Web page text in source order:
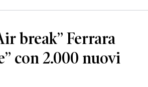
break” Ferrara
con 2.000 nuovi